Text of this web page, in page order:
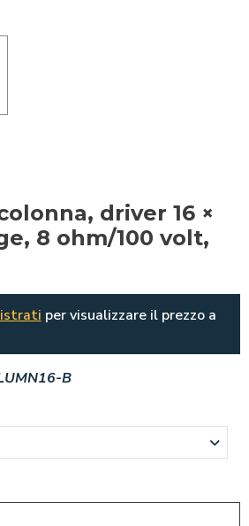
driver 16 ×
8 ohm/100 volt,
per visualizzare il prezzo a
B